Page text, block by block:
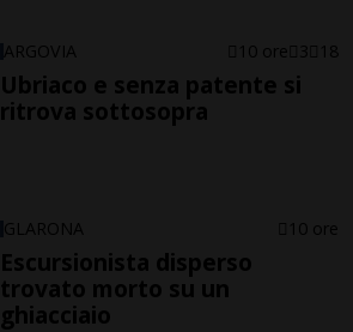
ARGOVIA 10 ore 3 18
Ubriaco e senza patente si
ritrova sottosopra
GLARONA 10 ore
Escursionista disperso
trovato morto su un
ghiacciaio